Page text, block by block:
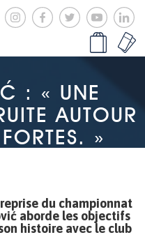
: « UNE
AUTOUR
»
du championnat
aborde les objectifs
histoire avec le club